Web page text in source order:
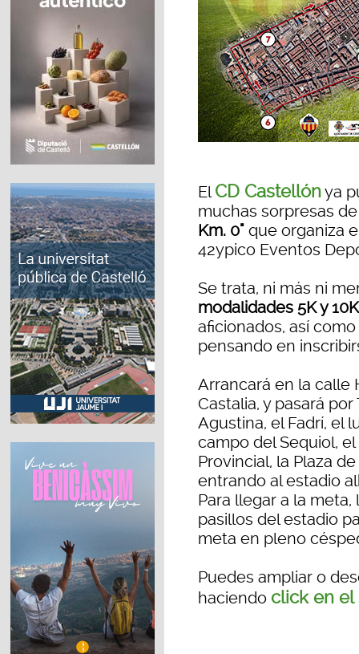
ElCD Castellónya
muchas sorpresas
Km. 0" que organiza
42ypico Eventos
Se trata, ni más ni
modalidades 5K y 10K
aficionados, así
pensando en
Arrancará en la calle
Castalia, y pasará
Agustina, el Fadrí, el
campo del Sequiol,
Provincial, la Plaza
entrando al estadio
Para llegar a la
pasillos del estadio
meta en pleno
Puedes ampliar o
haciendo click en el